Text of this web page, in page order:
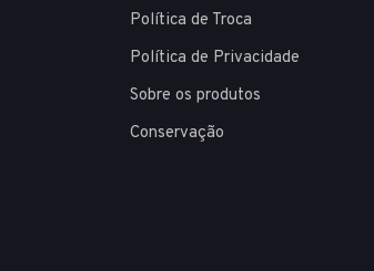
Política de Troca
Política de Privacidade
Sobre os produtos
Conservação